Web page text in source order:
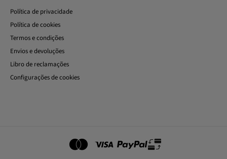
Política de privacidade
Política de cookies
Termos e condições
Envios e devoluções
Libro de reclamações
Configurações de cookies